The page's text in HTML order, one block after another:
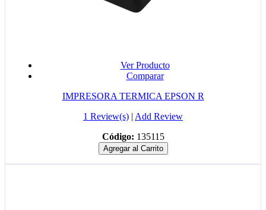
Ver Producto
Comparar
IMPRESORA TERMICA EPSON R
1 Review(s) | Add Review
Código: 135115
Agregar al Carrito